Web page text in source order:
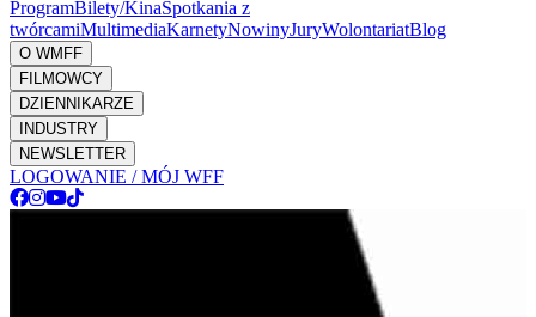
ProgramBilety/KinaSpotkania z
twórcamiMultimediaKarnetyNowinyJuryWolontariatBlog
O WMFF
FILMOWCY
DZIENNIKARZE
INDUSTRY
NEWSLETTER
LOGOWANIE / MÓJ WFF